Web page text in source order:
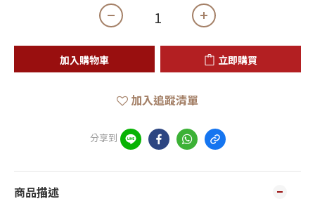
加入購物車 立即購買
加入追蹤清單
分享到
商品描述